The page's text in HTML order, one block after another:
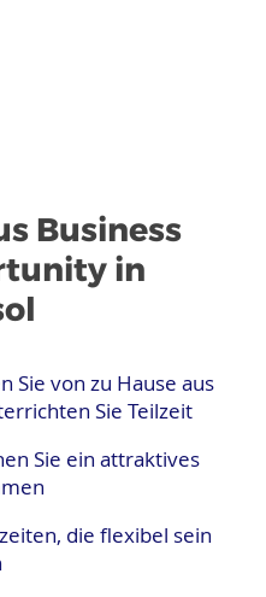
Business
in
Sie von zu Hause aus
Sie Teilzeit
Sie ein attraktives
die flexibel sein